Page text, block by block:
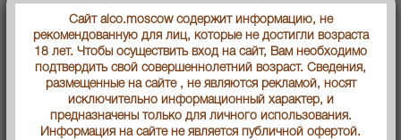
Вид вина Белое сухое
Артикул 35351
Производитель АО "Телави Вайн Селлар"
Только самовывоз
Сайт alco.moscow содержит информацию, не
рекомендованную для лиц, которые не достигли возраста
18 лет. Чтобы осуществить вход на сайт, Вам необходимо
подтвердить свой совершеннолетний возраст. Сведения,
размещенные на сайте , не являются рекламой, носят
исключительно информационный характер, и
предназначены только для личного использования.
Информация на сайте не является публичной офертой.